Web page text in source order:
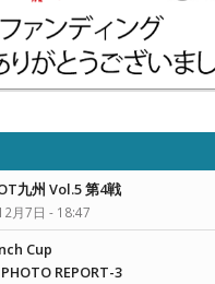
九州 Vol.5 第4戦
月7日 - 18:47
Cup
REPORT-3